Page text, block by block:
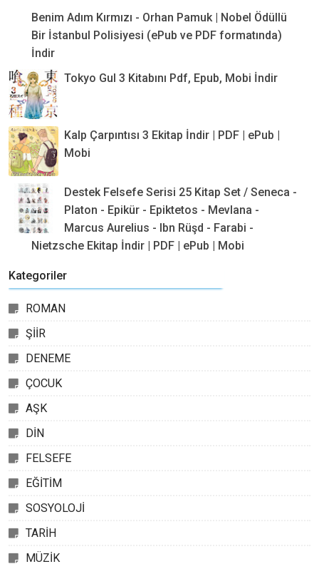
Benim Adım Kırmızı - Orhan Pamuk | Nobel Ödüllü
Bir İstanbul Polisiyesi (ePub ve PDF formatında)
İndir
Tokyo Gul 3 Kitabını Pdf, Epub, Mobi İndir
Kalp Çarpıntısı 3 Ekitap İndir | PDF | ePub |
Mobi
Destek Felsefe Serisi 25 Kitap Set / Seneca -
Platon - Epikür - Epiktetos - Mevlana -
Marcus Aurelius - Ibn Rüşd - Farabi -
Nietzsche Ekitap İndir | PDF | ePub | Mobi
Kategoriler
ROMAN
ŞİİR
DENEME
ÇOCUK
AŞK
DİN
FELSEFE
EĞİTİM
SOSYOLOJİ
TARİH
MÜZİK